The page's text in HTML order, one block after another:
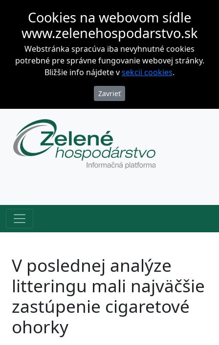
Cookies na webovom sídle
www.zelenehospodarstvo.sk
Webstránka spracúva iba nevyhnutné cookies
potrebné pre správne fungovanie webovej stránky.
Bližšie info nájdete vsekcii cookies.
V poslednej analýze
litteringu mali najväčšie
zastúpenie cigaretové
ohorky